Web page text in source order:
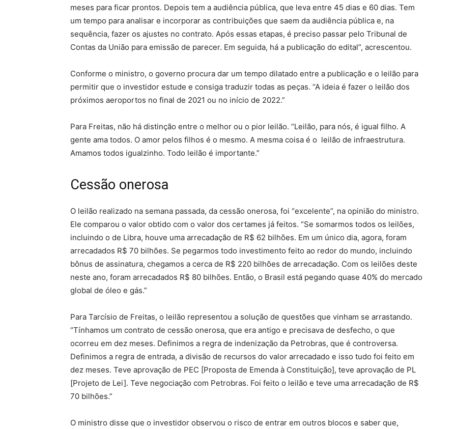
meses para ficar prontos. Depois tem a audiência pública, que leva entre 45 dias e 60 dias. Tem
um tempo para analisar e incorporar as contribuições que saem da audiência pública e, na
sequência, fazer os ajustes no contrato. Após essas etapas, é preciso passar pelo Tribunal de
Contas da União para emissão de parecer. Em seguida, há a publicação do edital”, acrescentou.
Conforme o ministro, o governo procura dar um tempo dilatado entre a publicação e o leilão para
permitir que o investidor estude e consiga traduzir todas as peças. “A ideia é fazer o leilão dos
próximos aeroportos no final de 2021 ou no início de 2022.”
Para Freitas, não há distinção entre o melhor ou o pior leilão. “Leilão, para nós, é igual filho. A
gente ama todos. O amor pelos filhos é o mesmo. A mesma coisa é o leilão de infraestrutura.
Amamos todos igualzinho. Todo leilão é importante.”
Cessão onerosa
O leilão realizado na semana passada, da cessão onerosa, foi “excelente”, na opinião do ministro.
Ele comparou o valor obtido com o valor dos certames já feitos. “Se somarmos todos os leilões,
incluindo o de Libra, houve uma arrecadação de R$ 62 bilhões. Em um único dia, agora, foram
arrecadados R$ 70 bilhões. Se pegarmos todo investimento feito ao redor do mundo, incluindo
bônus de assinatura, chegamos a cerca de R$ 220 bilhões de arrecadação. Com os leilões deste
neste ano, foram arrecadados R$ 80 bilhões. Então, o Brasil está pegando quase 40% do mercado
global de óleo e gás.”
Para Tarcísio de Freitas, o leilão representou a solução de questões que vinham se arrastando.
“Tínhamos um contrato de cessão onerosa, que era antigo e precisava de desfecho, o que
ocorreu em dez meses. Definimos a regra de indenização da Petrobras, que é controversa.
Definimos a regra de entrada, a divisão de recursos do valor arrecadado e isso tudo foi feito em
dez meses. Teve aprovação de PEC [Proposta de Emenda à Constituição], teve aprovação de PL
[Projeto de Lei]. Teve negociação com Petrobras. Foi feito o leilão e teve uma arrecadação de R$
70 bilhões.”
O ministro disse que o investidor observou o risco de entrar em outros blocos e saber que,